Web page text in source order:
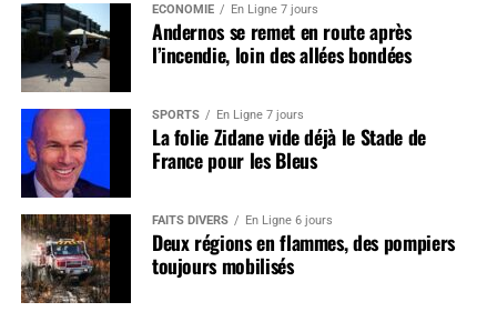
ÉCONOMIE En Ligne 7 jours
Andernos se remet en route après
l’incendie, loin des allées bondées
SPORTS En Ligne 7 jours
La folie Zidane vide déjà le Stade de
France pour les Bleus
FAITS DIVERS En Ligne 6 jours
Deux régions en flammes, des pompiers
toujours mobilisés